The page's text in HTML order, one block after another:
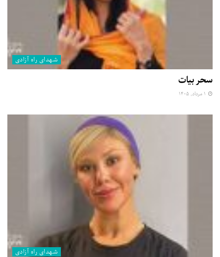
شهدای راه آزادی
سحر بیات
شهدای راه آزادی